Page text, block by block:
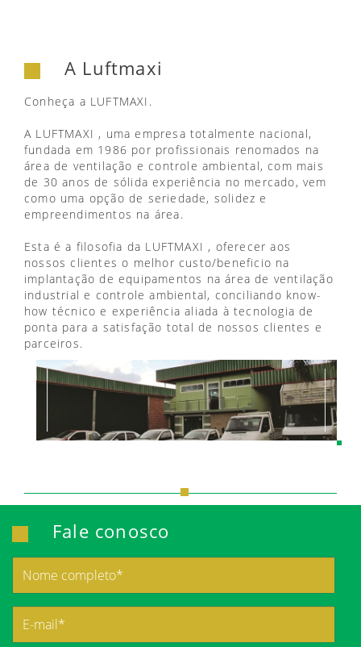
A Luftmaxi
Conheça a LUFTMAXI.
A LUFTMAXI , uma empresa totalmente nacional,
fundada em 1986 por profissionais renomados na
área de ventilação e controle ambiental, com mais
de 30 anos de sólida experiência no mercado, vem
como uma opção de seriedade, solidez e
empreendimentos na área.
Esta é a filosofia da LUFTMAXI , oferecer aos
nossos clientes o melhor custo/beneficio na
implantação de equipamentos na área de ventilação
industrial e controle ambiental, conciliando know-
how técnico e experiência aliada à tecnologia de
ponta para a satisfação total de nossos clientes e
parceiros.
Fale conosco